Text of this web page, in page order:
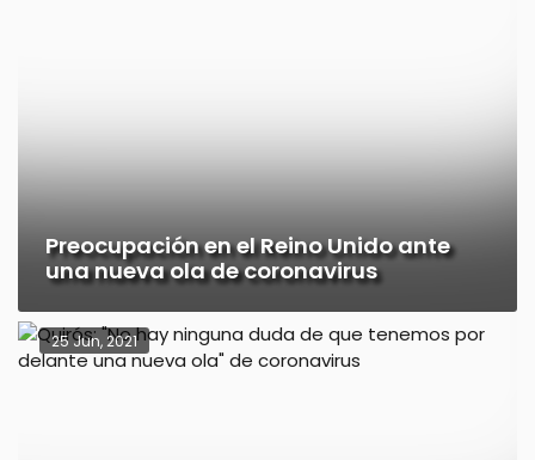
Preocupación en el Reino Unido ante
una nueva ola de coronavirus
25 Jun, 2021